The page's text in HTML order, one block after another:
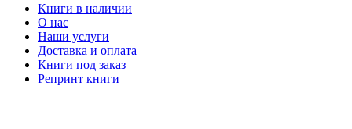
Книги в наличии
О нас
Наши услуги
Доставка и оплата
Книги под заказ
Репринт книги